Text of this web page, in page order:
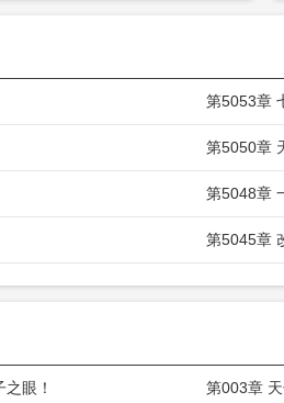
第5053章
第5050章
第5048章
第5045章
眼！ 第003章